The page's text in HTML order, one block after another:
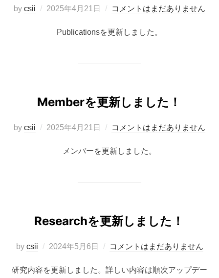
by csii
投
2025年4月21日 コメントはまだありません
Publicationsを更新しました。
Memberを更新しました！
by csii
投
2025年4月21日 コメントはまだありません
メンバーを更新しました。
Researchを更新しました！
by csii
投
日:
2024年5月6日 コメントはまだありません
研究内容を更新しました。詳しい内容は順次アップデー